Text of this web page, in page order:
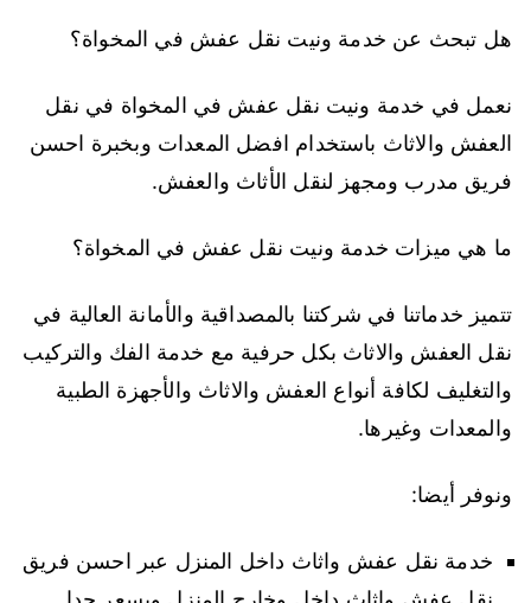
هل تبحث عن خدمة ونيت نقل عفش في المخواة؟
نعمل في خدمة ونيت نقل عفش في المخواة في نقل
العفش والاثاث باستخدام افضل المعدات وبخبرة احسن
فريق مدرب ومجهز لنقل الأثاث والعفش.
ما هي ميزات خدمة ونيت نقل عفش في المخواة؟
تتميز خدماتنا في شركتنا بالمصداقية والأمانة العالية في
نقل العفش والاثاث بكل حرفية مع خدمة الفك والتركيب
والتغليف لكافة أنواع العفش والاثاث والأجهزة الطبية
والمعدات وغيرها.
ونوفر أيضا:
خدمة نقل عفش واثاث داخل المنزل عبر احسن فريق